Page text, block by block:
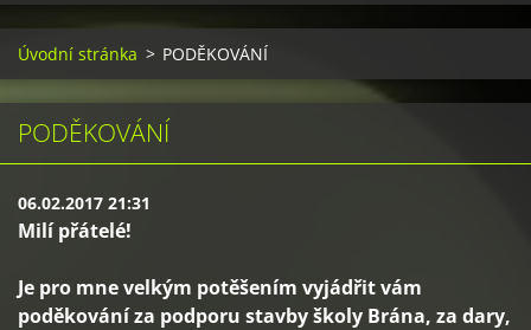
Úvodní stránka > PODĚKOVÁNÍ
PODĚKOVÁNÍ
06.02.2017 21:31
Milí přátelé!
Je pro mne velkým potěšením vyjádřit vám
poděkování za podporu stavby školy Brána, za dary,